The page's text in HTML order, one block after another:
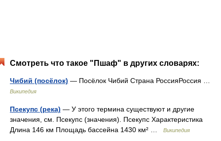
Смотреть что такое "Пшаф" в других словарях:
Чибий (посёлок) — Посёлок Чибий Страна РоссияРоссия …
Википедия
Псекупс (река) — У этого термина существуют и другие
значения, см. Псекупс (значения). Псекупс Характеристика
Длина 146 км Площадь бассейна 1430 км² …
Википедия